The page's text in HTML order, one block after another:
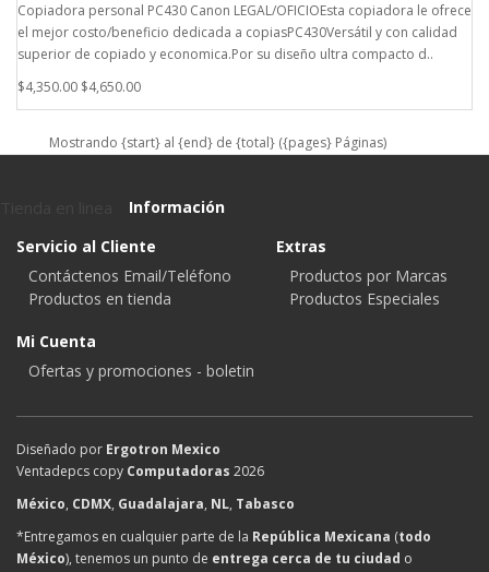
Copiadora personal PC430 Canon LEGAL/OFICIOEsta copiadora le ofrece
el mejor costo/beneficio dedicada a copiasPC430Versátil y con calidad
superior de copiado y economica.Por su diseño ultra compacto d..
$4,350.00 $4,650.00
Mostrando {start} al {end} de {total} ({pages} Páginas)
Información
Servicio al Cliente
Contáctenos Email/Teléfono
Productos en tienda
Extras
Productos por Marcas
Productos Especiales
Mi Cuenta
Ofertas y promociones - boletin
Diseñado por Ergotron Mexico
Ventadepcs copy Computadoras 2026
México, CDMX, Guadalajara, NL, Tabasco
*Entregamos en cualquier parte de la República Mexicana (todo
México), tenemos un punto de entrega cerca de tu ciudad o